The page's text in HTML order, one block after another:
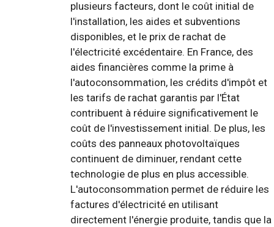
plusieurs facteurs, dont le coût initial de
l'installation, les aides et subventions
disponibles, et le prix de rachat de
l'électricité excédentaire. En France, des
aides financières comme la prime à
l'autoconsommation, les crédits d'impôt et
les tarifs de rachat garantis par l'État
contribuent à réduire significativement le
coût de l'investissement initial. De plus, les
coûts des panneaux photovoltaïques
continuent de diminuer, rendant cette
technologie de plus en plus accessible.
L'autoconsommation permet de réduire les
factures d'électricité en utilisant
directement l'énergie produite, tandis que la